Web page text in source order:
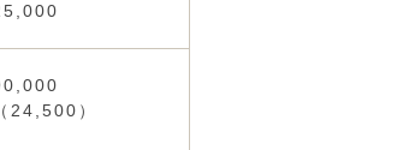
（24,500）